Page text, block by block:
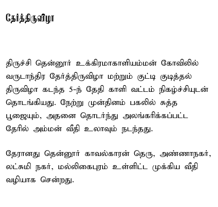
தேர்த்திருவிழா
திருச்சி தென்னூர் உக்கிரமாகாளியம்மன் கோவிலில்
வருடாந்திர தேர்த்திருவிழா மற்றும் குட்டி குடித்தல்
திருவிழா கடந்த 5-ந் தேதி காளி வட்டம் நிகழ்ச்சியுடன்
தொடங்கியது. நேற்று முன்தினம் பகலில் சுத்த
பூஜையும், அதனை தொடர்ந்து அலங்கரிக்கப்பட்ட
தேரில் அம்மன் வீதி உலாவும் நடந்தது.
தேரானது தென்னூர் காவல்காரன் தெரு, அண்ணாநகர்,
லட்சுமி நகர், மல்லிகைபுரம் உள்ளிட்ட முக்கிய வீதி
வழியாக சென்றது.